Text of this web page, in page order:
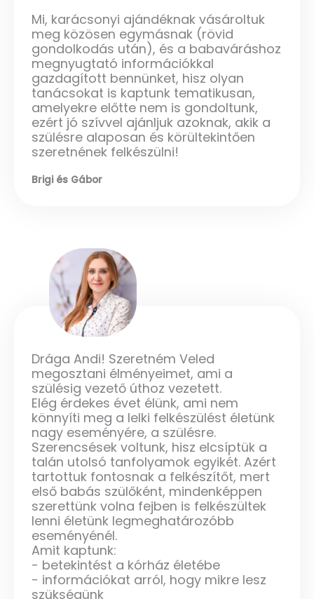
Mi, karácsonyi ajándéknak vásároltuk
meg közösen egymásnak (rövid
gondolkodás után), és a babaváráshoz
megnyugtató információkkal
gazdagított bennünket, hisz olyan
tanácsokat is kaptunk tematikusan,
amelyekre előtte nem is gondoltunk,
ezért jó szívvel ajánljuk azoknak, akik a
szülésre alaposan és körültekintően
szeretnének felkészülni!
Brigi és Gábor
Drága Andi! Szeretném Veled
megosztani élményeimet, ami a
szülésig vezető úthoz vezetett.
Elég érdekes évet élünk, ami nem
könnyíti meg a lelki felkészülést életünk
nagy eseményére, a szülésre.
Szerencsések voltunk, hisz elcsíptük a
talán utolsó tanfolyamok egyikét. Azért
tartottuk fontosnak a felkészítőt, mert
első babás szülőként, mindenképpen
szerettünk volna fejben is felkészültek
lenni életünk legmeghatározóbb
eseményénél.
Amit kaptunk:
- betekintést a kórház életébe
- információkat arról, hogy mikre lesz
szükségünk